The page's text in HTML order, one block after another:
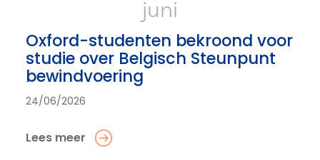
juni
Oxford-studenten bekroond voor
studie over Belgisch Steunpunt
bewindvoering
24/06/2026
Lees meer